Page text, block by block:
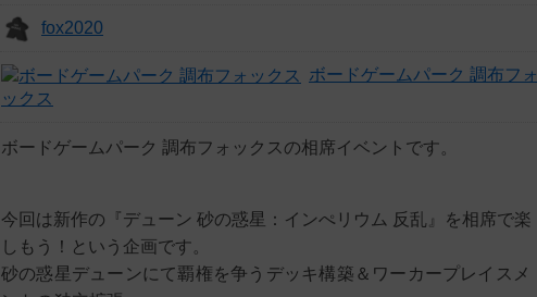
fox2020
ボードゲームパーク 調布フォ
ックス
ボードゲームパーク 調布フォックスの相席イベントです。
今回は新作の『デューン 砂の惑星：インぺリウム 反乱』を相席で楽
しもう！という企画です。
砂の惑星デューンにて覇権を争うデッキ構築＆ワーカープレイスメ